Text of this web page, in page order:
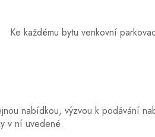
Ke každému bytu venkovní
nabídkou, výzvou k podávání
v ní uvedené.